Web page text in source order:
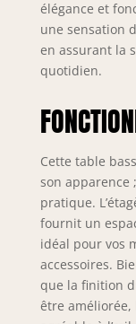
élégance et
une sensation
en assurant la
quotidien.
Cette table
son apparence
pratique.
fournit un
idéal pour vos
accessoires.
que la finition
être améliorée,